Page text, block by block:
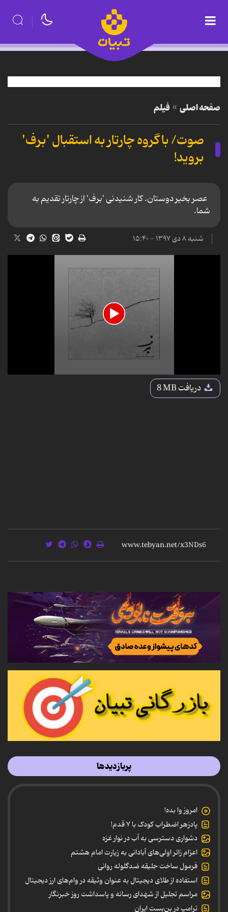
صفحه اصلی فیلم
صوت/ با گروه چارتار به استقبال 'برف'
بروید!
عصر بخیر دوستان. کار شنیدنی 'برف' از چارتار تقدیم به
شما.
شنبه ۸ دی ۱۳۹۷ - ۱۵:۴۰
0
دریافت8 MB
پربازدیدها
امروز وا بده!
پادزهر اضطراب کودک با ۷ قدم!
دشواری دسترسی به آب در نوار غزه
اعزام زائر اولی‌های آبادانی به زیارت امام هشتم
فرمول ساخت جلیقه ضدگلوله روانی
استفاده از طلای دیجیتال به عنوان وثیقه در وام‌های ارز دیجیتال
مراسم تجلیل از شهدای رسانه و پاسداشت روز خبرنگار
ترامپ در بن‌بست ایران